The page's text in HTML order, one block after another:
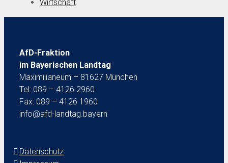
Wirtschaft
AfD-Fraktion
im Bayerischen Landtag
Maximilianeum – 81627 München
Tel: 089 – 4126 2960
Fax: 089 – 4126 1960
info@afd-landtag.bayern
Datenschutz